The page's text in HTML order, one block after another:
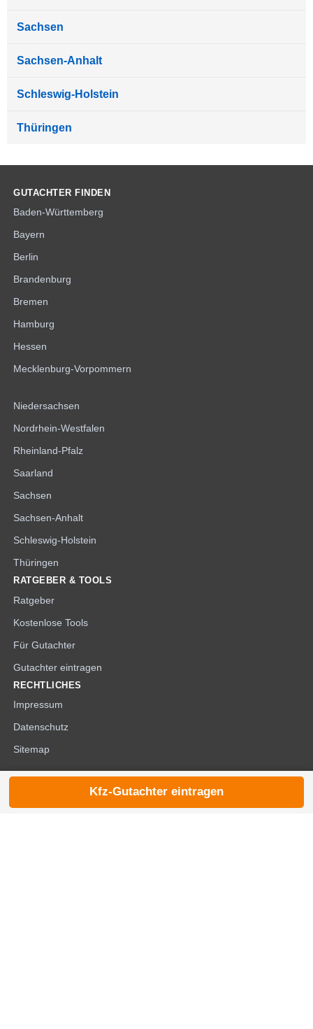
Sachsen
Sachsen-Anhalt
Schleswig-Holstein
Thüringen
GUTACHTER FINDEN
Baden-Württemberg
Bayern
Berlin
Brandenburg
Bremen
Hamburg
Hessen
Mecklenburg-Vorpommern
Niedersachsen
Nordrhein-Westfalen
Rheinland-Pfalz
Saarland
Sachsen
Sachsen-Anhalt
Schleswig-Holstein
Thüringen
RATGEBER & TOOLS
Ratgeber
Kostenlose Tools
Für Gutachter
Gutachter eintragen
RECHTLICHES
Impressum
Datenschutz
Sitemap
© 2026 die-kfzgutachter.de
Kfz-Gutachter eintragen